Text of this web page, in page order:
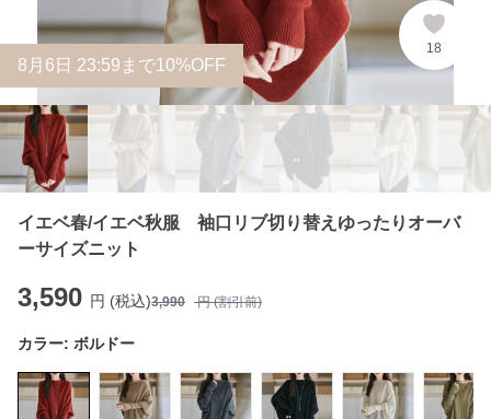
18
8 月 6 日 23:59まで10%OFF
イエベ春/イエベ秋服 袖口リブ切り替えゆったりオーバ
ーサイズニット
3,590 円 (税込)3,990 円 (割引前)
カラー: ボルドー